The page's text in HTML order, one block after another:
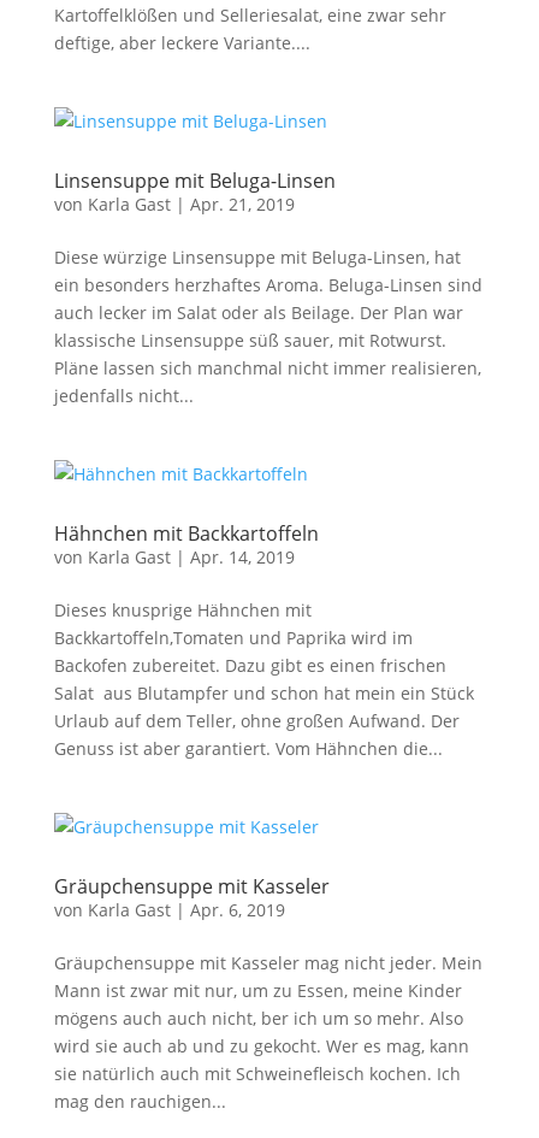
Kartoffelklößen und Selleriesalat, eine zwar sehr
deftige, aber leckere Variante....
Linsensuppe mit Beluga-Linsen
von Karla Gast| Apr. 21, 2019
Diese würzige Linsensuppe mit Beluga-Linsen, hat
ein besonders herzhaftes Aroma. Beluga-Linsen sind
auch lecker im Salat oder als Beilage. Der Plan war
klassische Linsensuppe süß sauer, mit Rotwurst.
Pläne lassen sich manchmal nicht immer realisieren,
jedenfalls nicht...
Hähnchen mit Backkartoffeln
von Karla Gast| Apr. 14, 2019
Dieses knusprige Hähnchen mit
Backkartoffeln,Tomaten und Paprika wird im
Backofen zubereitet. Dazu gibt es einen frischen
Salat aus Blutampfer und schon hat mein ein Stück
Urlaub auf dem Teller, ohne großen Aufwand. Der
Genuss ist aber garantiert. Vom Hähnchen die...
Gräupchensuppe mit Kasseler
von Karla Gast| Apr. 6, 2019
Gräupchensuppe mit Kasseler mag nicht jeder. Mein
Mann ist zwar mit nur, um zu Essen, meine Kinder
mögens auch auch nicht, ber ich um so mehr. Also
wird sie auch ab und zu gekocht. Wer es mag, kann
sie natürlich auch mit Schweinefleisch kochen. Ich
mag den rauchigen...